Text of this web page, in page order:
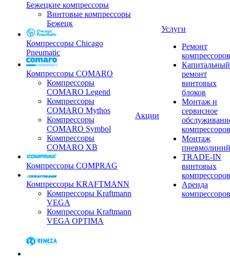
Бежецкие компрессоры
Винтовые компрессоры
Бежецк
Компрессоры Chicago
Pneumatic
Компрессоры COMARO
Компрессоры
COMARO Legend
Компрессоры
COMARO Mythos
Компрессоры
COMARO Symbol
Компрессоры
COMARO XB
Компрессоры COMPRAG
Компрессоры KRAFTMANN
Компрессоры Kraftmann
VEGA
Компрессоры Kraftmann
VEGA OPTIMA
Акции
Услуги
Ремонт
компрессоров
Капитальный
ремонт
винтовых
блоков
Монтаж и
сервисное
компрессоров
Монтаж
пневмолиний
TRADE-IN
винтовых
компрессоров
Аренда
компрессоров